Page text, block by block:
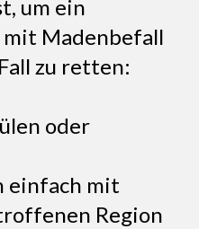
um ein
Madenbefall
zu retten:
oder
einfach mit
Region